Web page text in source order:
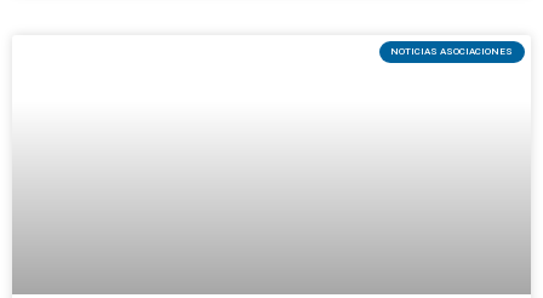
NOTICIAS ASOCIACIONES